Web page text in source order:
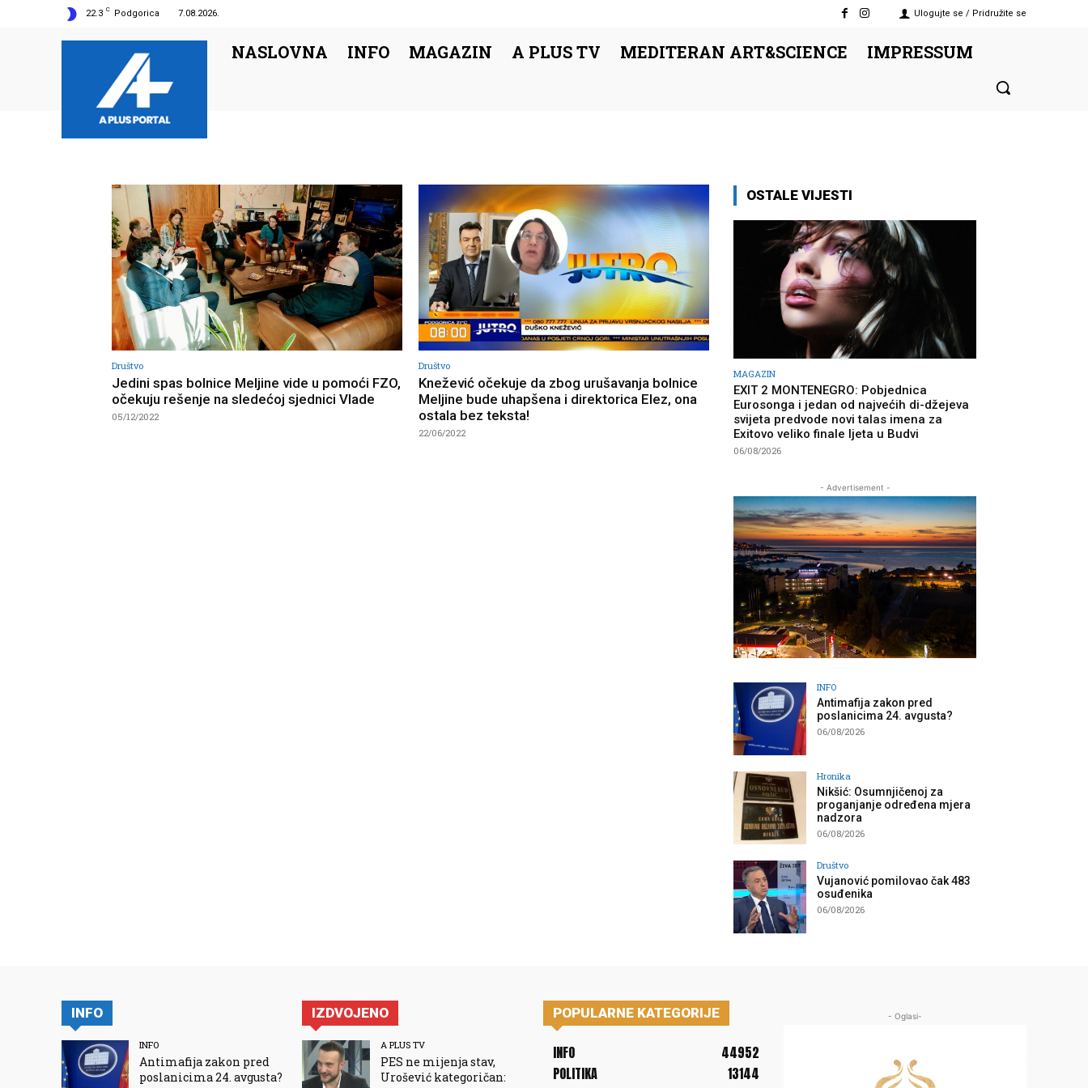
22.3 C Podgorica 7.08.2026. Ulogujte se / Pridružite se
NASLOVNA INFO MAGAZIN A PLUS TV MEDITERAN ART&SCIENCE IMPRESSUM
Društvo
Jedini spas bolnice Meljine vide u pomoći FZO,
očekuju rešenje na sledećoj sjednici Vlade
05/12/2022
Društvo
Knežević očekuje da zbog urušavanja bolnice
Meljine bude uhapšena i direktorica Elez, ona
ostala bez teksta!
22/06/2022
OSTALE VIJESTI
MAGAZIN
EXIT 2 MONTENEGRO: Pobjednica
Eurosonga i jedan od najvećih di-džejeva
svijeta predvode novi talas imena za
Exitovo veliko finale ljeta u Budvi
06/08/2026
- Advertisement -
INFO
Antimafija zakon pred
poslanicima 24. avgusta?
06/08/2026
Hronika
Nikšić: Osumnjičenoj za
proganjanje određena mjera
nadzora
06/08/2026
Društvo
Vujanović pomilovao čak 483
osuđenika
06/08/2026
INFO
INFO
Antimafija zakon pred
poslanicima 24. avgusta?
IZDVOJENO
A PLUS TV
PES ne mijenja stav,
Urošević kategoričan:
POPULARNE KATEGORIJE
INFO
44952
POLITIKA
13144
- Oglasi-